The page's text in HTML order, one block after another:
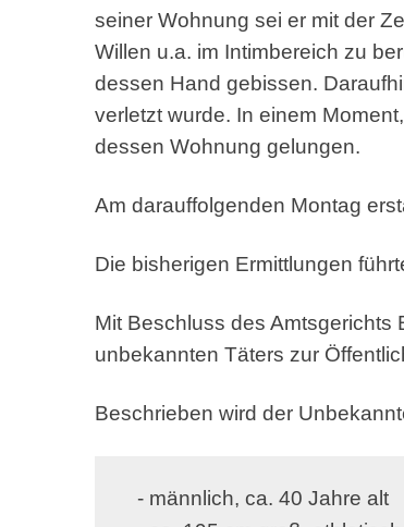
seiner Wohnung sei er mit der
Willen u.a. im Intimbereich zu
dessen Hand gebissen.
verletzt wurde. In einem
dessen Wohnung gelungen.
Am darauffolgenden Montag
Die bisherigen Ermittlungen
Mit Beschluss des Amtsgerichts
unbekannten Täters zur
Beschrieben wird der
   - männlich, ca. 40 Jahre alt